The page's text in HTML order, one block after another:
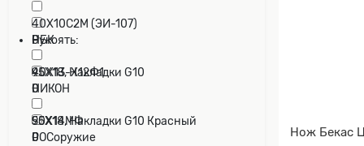
0
НБК
0
НИКОН
0
РОСоружие
40Х10С2М (ЭИ-107)
0
40Х13-Х12Ф1
0
50Х14МФ
0
Рукоять:
95Х18, Накладки G10
0
95Х18, Накладки G10 Красный
0
Нож Бекас